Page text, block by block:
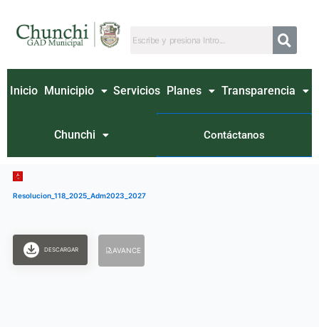
contenido
Inicio Municipio Servicios Planes Transparencia
Chunchi Contáctanos
Resolucion_118_2025_Adm2023_2027
DESCARGAR AVANCE